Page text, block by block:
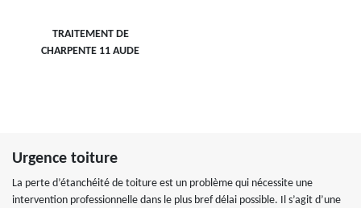
TRAITEMENT DE
CHARPENTE 11 AUDE
Urgence toiture
La perte d’étanchéité de toiture est un problème qui nécessite une
intervention professionnelle dans le plus bref délai possible. Il s’agit d’une